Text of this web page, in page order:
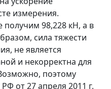
измерения.
получим 98,228 кН, а в
сила тяжести
не является
и некорректна для
поэтому
от 27 апреля 2011 г.